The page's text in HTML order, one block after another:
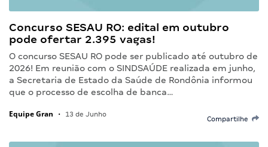
Concurso SESAU RO: edital em outubro
pode ofertar 2.395 vagas!
O concurso SESAU RO pode ser publicado até outubro de
2026! Em reunião com o SINDSAÚDE realizada em junho,
a Secretaria de Estado da Saúde de Rondônia informou
que o processo de escolha de banca…
Equipe Gran • 13 de Junho
Compartilhe